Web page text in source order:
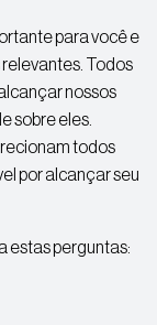
para você e
Todos
nossos
sobre eles.
todos
por alcançar seu
estas perguntas: